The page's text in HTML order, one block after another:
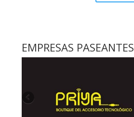
EMPRESAS PASEANTES